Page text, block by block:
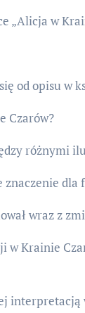
„Alicja w
od opisu w
Czarów?
różnymi
dla
wraz z
w Krainie